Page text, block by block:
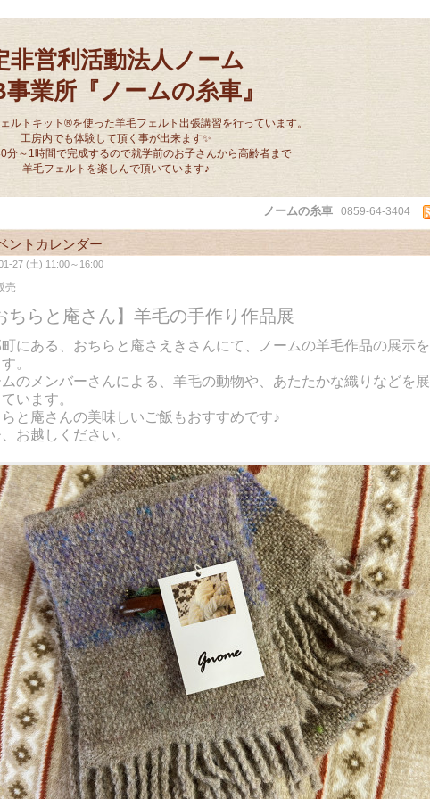
非営利活動法人ノーム
業所『ノームの糸車』
ルトキット®を使った羊毛フェルト出張講習を行っています。
工房内でも体験して頂く事が出来ます✨
分～1時間で完成するので就学前のお子さんから高齢者まで
羊毛フェルトを楽しんで頂いています♪
ノームの糸車 0859-64-3404
ントカレンダー
27 (土) 11:00～16:00
売
ちらと庵さん】羊毛の手作り作品展
にある、おちらと庵さえきさんにて、ノームの羊毛作品の展示を
。
ムのメンバーさんによる、羊毛の動物や、あたたかな織りなどを展
います。
らと庵さんの美味しいご飯もおすすめです♪
お越しください。